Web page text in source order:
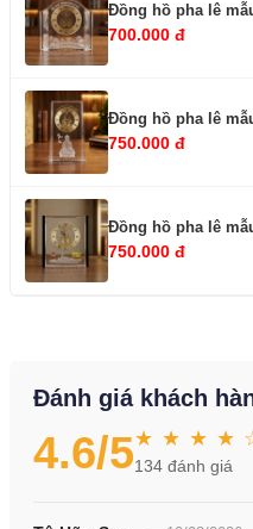
Đồng hồ pha lê
700.000 đ
Đồng hồ pha lê
750.000 đ
Đồng hồ pha lê
750.000 đ
Đánh giá khách
4.6/5★ ★ ★ ★
134 đánh giá